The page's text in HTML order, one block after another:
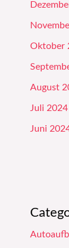
Oktober
August
Juli 2024
Juni